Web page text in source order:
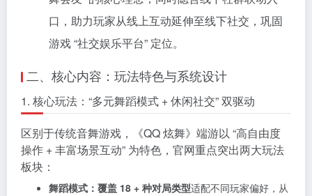
口，助力玩家从线上互动延伸至线下社交，巩固
游戏 “社交娱乐平台” 定位。
二、核心内容：玩法特色与系统设计
1. 核心玩法：“多元舞蹈模式 + 休闲社交” 双驱动
区别于传统音舞游戏，《QQ 炫舞》端游以 “高自由度
操作 + 丰富场景互动” 为特色，官网重点突出两大玩法
板块：
舞蹈模式：覆盖 18 + 种对局类型适配不同玩家偏好，从